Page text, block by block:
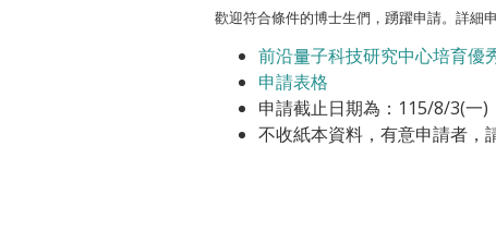
歡迎符合條件的博士生們，踴躍申請。詳細
前沿量子科技研究中心培育優
申請表格
申請截止日期為：115/8/3(一)
不收紙本資料，有意申請者，